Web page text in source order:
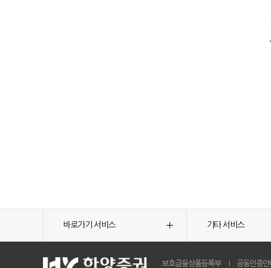
바로가기 서비스 기타 서비스
보호금융상품등록부 공동인증안